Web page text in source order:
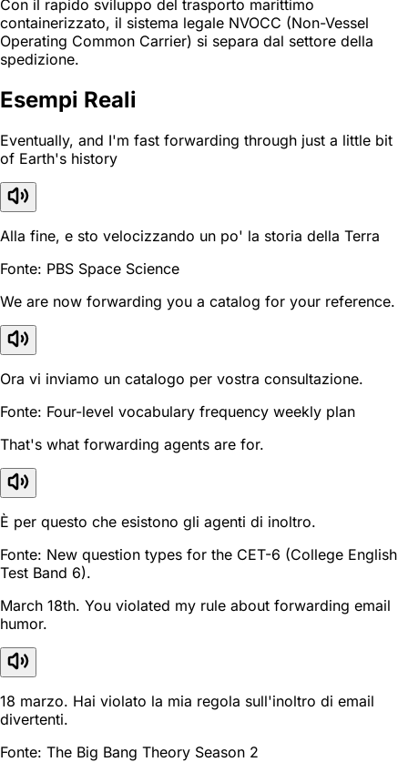
Con il rapido sviluppo del trasporto marittimo
containerizzato, il sistema legale NVOCC (Non-Vessel
Operating Common Carrier) si separa dal settore della
spedizione.
Esempi Reali
Eventually, and I'm fast forwarding through just a little bit
of Earth's history
Alla fine, e sto velocizzando un po' la storia della Terra
Fonte: PBS Space Science
We are now forwarding you a catalog for your reference.
Ora vi inviamo un catalogo per vostra consultazione.
Fonte: Four-level vocabulary frequency weekly plan
That's what forwarding agents are for.
È per questo che esistono gli agenti di inoltro.
Fonte: New question types for the CET-6 (College English
Test Band 6).
March 18th. You violated my rule about forwarding email
humor.
18 marzo. Hai violato la mia regola sull'inoltro di email
divertenti.
Fonte: The Big Bang Theory Season 2